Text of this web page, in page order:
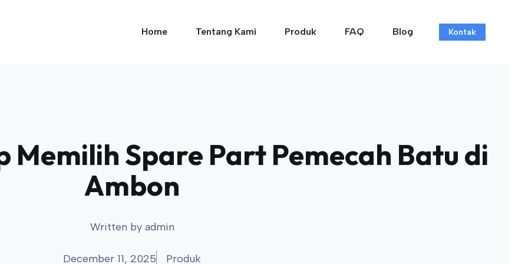
Home Tentang Kami Produk FAQ Blog Kontak
Memilih Spare Part Pemecah Batu di
Ambon
Written by admin
December 11, 2025 Produk